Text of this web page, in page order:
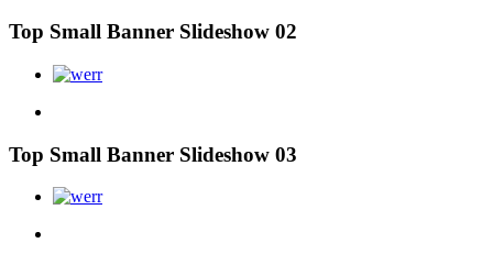
Top Small Banner Slideshow 02
Top Small Banner Slideshow 03